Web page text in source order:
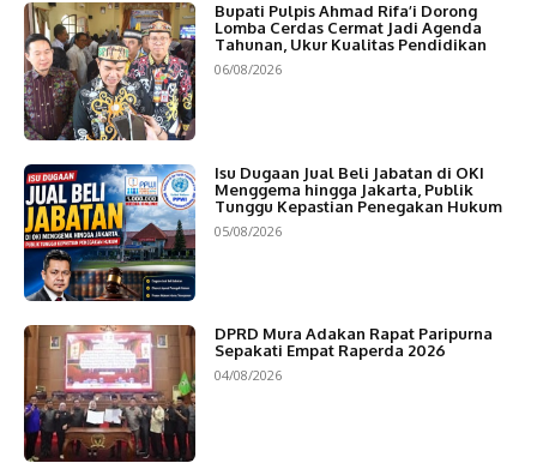
Bupati Pulpis Ahmad Rifa’i Dorong
Lomba Cerdas Cermat Jadi Agenda
Tahunan, Ukur Kualitas Pendidikan
06/08/2026
Isu Dugaan Jual Beli Jabatan di OKI
Menggema hingga Jakarta, Publik
Tunggu Kepastian Penegakan Hukum
05/08/2026
DPRD Mura Adakan Rapat Paripurna
Sepakati Empat Raperda 2026
04/08/2026